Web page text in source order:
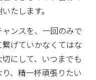
たします。
ンスを、一回のみで
げていかなくてはな
にして、いつまでも
、精一杯頑張りたい